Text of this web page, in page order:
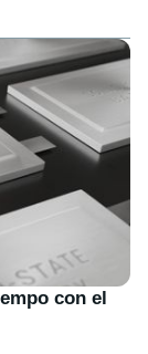
con el